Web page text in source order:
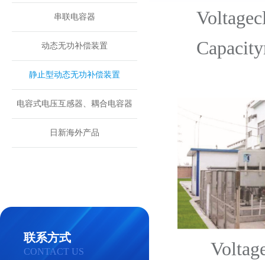
串联电容器
动态无功补偿装置
静止型动态无功补偿装置
电容式电压互感器、耦合电容器
日新海外产品
联系方式
CONTACT US